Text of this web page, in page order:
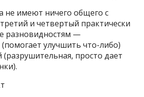
не имеют ничего общего с
и четвертый практически
разновидностям —
улучшить что-либо)
(разрушительная, просто дает